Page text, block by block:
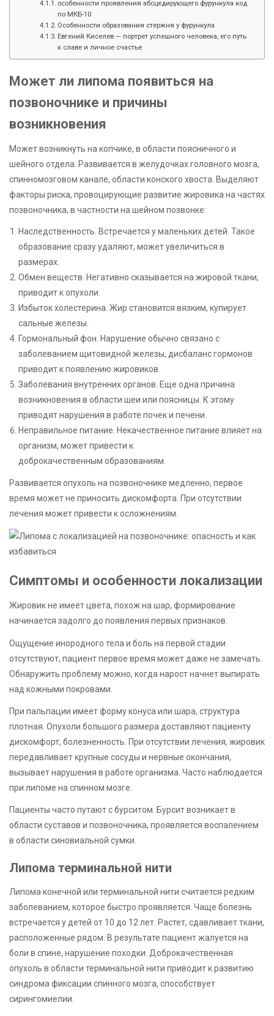
особенности проявления абсцедирующего фурункула код
по МКБ-10
Особенности образования стержня у фурункула
Евгений Киселев — портрет успешного человека, его путь
к славе и личное счастье
Может ли липома появиться на
позвоночнике и причины
возникновения
Может возникнуть на копчике, в области поясничного и
шейного отдела. Развивается в желудочках головного мозга,
спинномозговом канале, области конского хвоста. Выделяют
факторы риска, провоцирующие развитие жировика на частях
позвоночника, в частности на шейном позвонке:
Наследственность. Встречается у маленьких детей. Такое
образование сразу удаляют, может увеличиться в
размерах.
Обмен веществ. Негативно сказывается на жировой ткани,
приводит к опухоли.
Избыток холестерина. Жир становится вязким, купирует
сальные железы.
Гормональный фон. Нарушение обычно связано с
заболеванием щитовидной железы, дисбаланс гормонов
приводит к появлению жировиков.
Заболевания внутренних органов. Еще одна причина
возникновения в области шеи или поясницы. К этому
приводят нарушения в работе почек и печени.
Неправильное питание. Некачественное питание влияет на
организм, может привести к
доброкачественным образованиям.
Развивается опухоль на позвоночнике медленно, первое
время может не приносить дискомфорта. При отсутствии
лечения может привести к осложнениям.
Симптомы и особенности локализации
Жировик не имеет цвета, похож на шар, формирование
начинается задолго до появления первых признаков.
Ощущение инородного тела и боль на первой стадии
отсутствуют, пациент первое время может даже не замечать.
Обнаружить проблему можно, когда нарост начнет выпирать
над кожными покровами.
При пальпации имеет форму конуса или шара, структура
плотная. Опухоли большого размера доставляют пациенту
дискомфорт, болезненность. При отсутствии лечения, жировик
передавливает крупные сосуды и нервные окончания,
вызывает нарушения в работе организма. Часто наблюдается
при липоме на спинном мозге.
Пациенты часто путают с бурситом. Бурсит возникает в
области суставов и позвоночника, проявляется воспалением
в области синовиальной сумки.
Липома терминальной нити
Липома конечной или терминальной нити считается редким
заболеванием, которое быстро проявляется. Чаще болезнь
встречается у детей от 10 до 12 лет. Растет, сдавливает ткани,
расположенные рядом. В результате пациент жалуется на
боли в спине, нарушение походки. Доброкачественная
опухоль в области терминальной нити приводит к развитию
синдрома фиксации спинного мозга, способствует
сирингомиелии.